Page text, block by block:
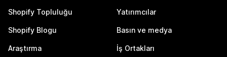
Shopify Topluluğu
Shopify Blogu
Araştırma
Yatırımcılar
Basın ve medya
İş Ortakları